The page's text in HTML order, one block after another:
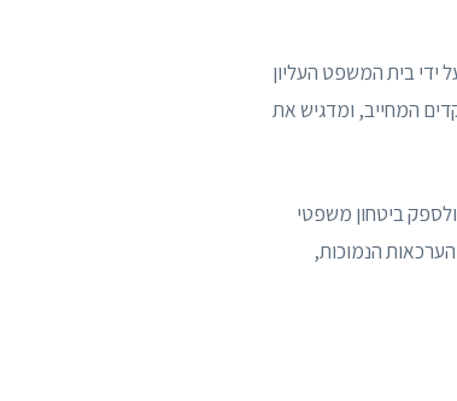
20, הקובע כי הלכה שנפסקה על ידי בית המשפט העליון
המחייב, ומדגיש את
ביטחון משפטי
הנמוכות,